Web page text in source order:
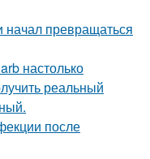
превращаться
настолько
реальный
после